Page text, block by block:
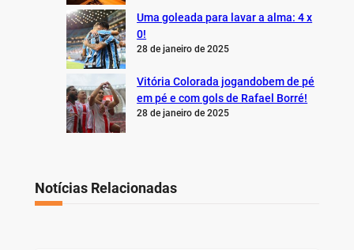
Uma goleada para lavar a alma: 4 x
0!
28 de janeiro de 2025
Vitória Colorada jogandobem de pé
em pé e com gols de Rafael Borré!
28 de janeiro de 2025
Notícias Relacionadas